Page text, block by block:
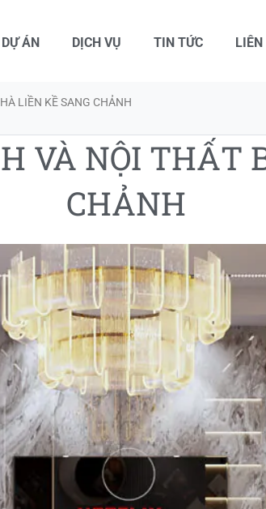
DỰ ÁN DỊCH VỤ TIN TỨC LIÊN
LIỀN KỀ SANG CHẢNH
VÀ NỘI THẤT
CHẢNH